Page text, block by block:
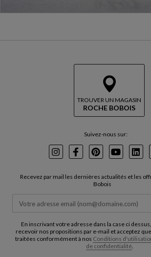
TROUVER UN MAGASIN
ROCHE BOBOIS
Suivez-nous sur:
InstagramFacebookPinterest
Youtube
Recevez par mail les dernières actualités et les
Bobois
En inscrivant votre adresse dans la case ci
recevoir nos propositions par e-mail et acceptez
traitées conformément à nos Conditions
de confidentialité.